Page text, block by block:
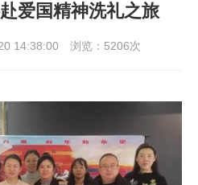
爱国精神洗礼之旅
14:38:00 浏览：5206次